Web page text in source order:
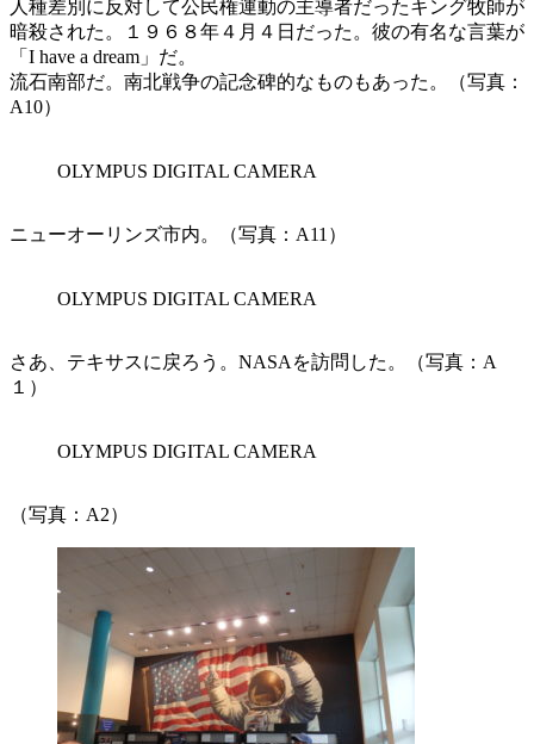
人種差別に反対して公民権運動の主導者だったキング牧師が
暗殺された。１９６８年４月４日だった。彼の有名な言葉が
「I have a dream」だ。
流石南部だ。南北戦争の記念碑的なものもあった。（写真：
A10）
OLYMPUS DIGITAL CAMERA
ニューオーリンズ市内。（写真：A11）
OLYMPUS DIGITAL CAMERA
さあ、テキサスに戻ろう。NASAを訪問した。（写真：A
１）
OLYMPUS DIGITAL CAMERA
（写真：A2）